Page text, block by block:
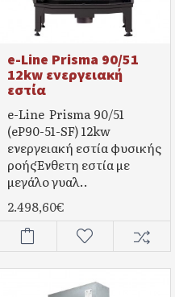
e-Line Prisma 90/51
12kw ενεργειακή
εστία
e-Line Prisma 90/51
(eP90-51-SF) 12kw
ενεργειακή εστία φυσικής
ροήςΈνθετη εστία με
μεγάλο γυαλ..
2.498,60€